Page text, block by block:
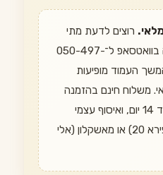
רוצים לדעת מתי
הוא חוזר? שלחו הודעה בוואטסאפ ל־050-497-
בהמשך העמוד מופיעות
משלוח חינם בהזמנה
מעל 349 ₪, החזרה עד 14 יום, ואיסוף עצמי
מאשדוד (חיים משה שפירא 20) או מאשקלון (אלי